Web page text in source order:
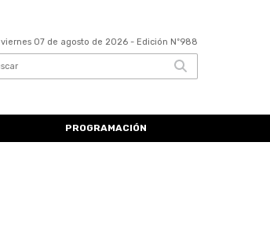
viernes 07 de agosto de 2026 - Edición Nº988
PROGRAMACIÓN